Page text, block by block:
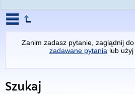
Zanim zadasz pytanie, zaglądnij do
zadawane pytania lub użyj
Szukaj